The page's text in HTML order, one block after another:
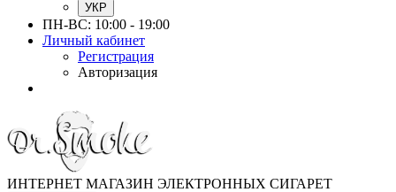
УКР
ПН-ВС: 10:00 - 19:00
Личный кабинет
Регистрация
Авторизация
ИНТЕРНЕТ МАГАЗИН ЭЛЕКТРОННЫХ СИГАРЕТ